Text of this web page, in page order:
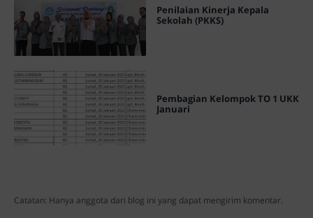
Penilaian Kinerja Kepala
Sekolah (PKKS)
Pembagian Kelompok TO 1 UKK
Januari
Catatan: Hanya anggota dari blog ini yang dapat mengirim komentar.